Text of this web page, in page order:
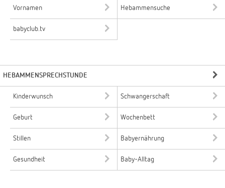
Vornamen Hebammensuche
babyclub.tv
HEBAMMENSPRECHSTUNDE
Kinderwunsch Schwangerschaft
Geburt Wochenbett
Stillen Babyernährung
Gesundheit Baby-Alltag